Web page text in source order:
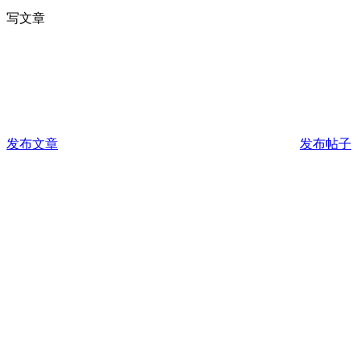
写文章
发布文章 发布帖子